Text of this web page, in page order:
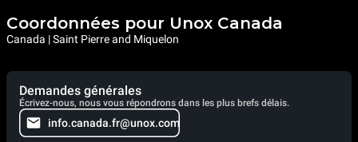
Coordonnées pour Unox Canada
Canada | Saint Pierre and Miquelon
Demandes générales
Écrivez-nous, nous vous répondrons dans les plus brefs délais.
info.canada.fr@unox.com